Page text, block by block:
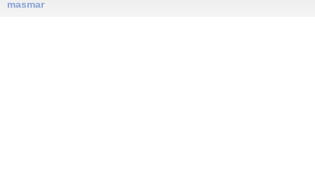
masmar